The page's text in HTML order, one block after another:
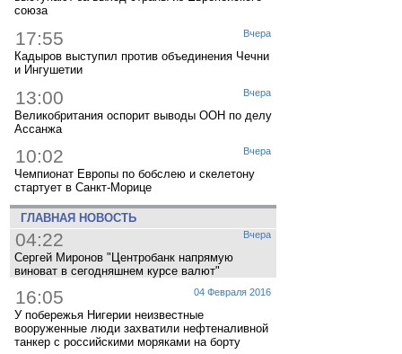
союза
Вчера
17:55
Кадыров выступил против объединения Чечни
и Ингушетии
Вчера
13:00
Великобритания оспорит выводы ООН по делу
Ассанжа
Вчера
10:02
Чемпионат Европы по бобслею и скелетону
стартует в Санкт-Морице
ГЛАВНАЯ НОВОСТЬ
Вчера
04:22
Сергей Миронов "Центробанк напрямую
виноват в сегодняшнем курсе валют"
04 Февраля 2016
16:05
У побережья Нигерии неизвестные
вооруженные люди захватили нефтеналивной
танкер с российскими моряками на борту